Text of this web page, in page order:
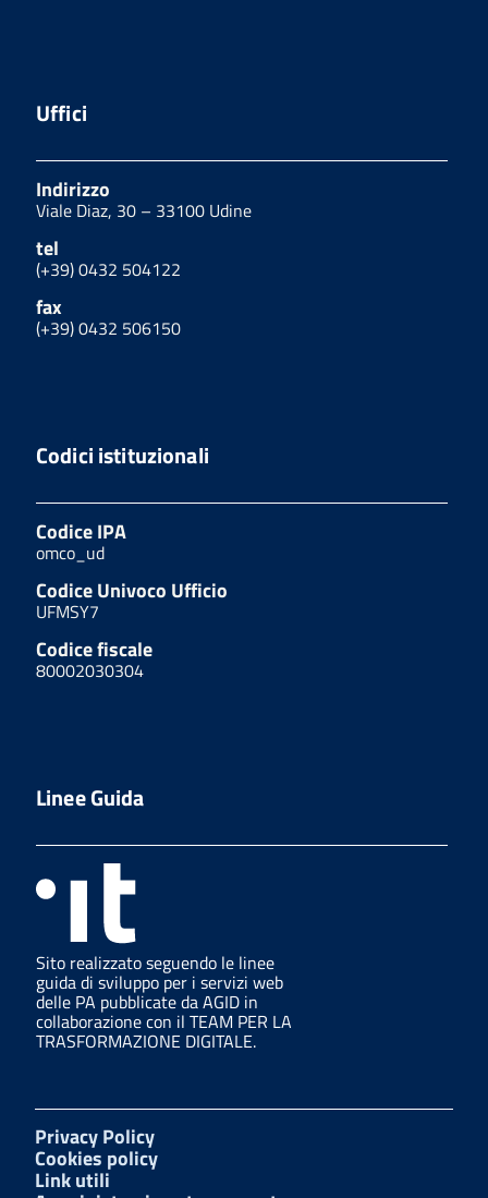
Uffici
Indirizzo
Viale Diaz, 30 – 33100 Udine
tel
(+39) 0432 504122
fax
(+39) 0432 506150
Codici istituzionali
Codice IPA
omco_ud
Codice Univoco Ufficio
UFMSY7
Codice fiscale
80002030304
Linee Guida
Sito realizzato seguendo le linee
guida di sviluppo per i servizi web
delle PA pubblicate da AGID in
collaborazione con il TEAM PER LA
TRASFORMAZIONE DIGITALE.
Privacy Policy
Cookies policy
Link utili